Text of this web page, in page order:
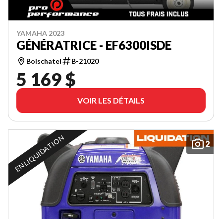
YAMAHA 2023
GÉNÉRATRICE - EF6300ISDE
Boischatel B-21020
5 169 $
VOIR LES DÉTAILS
2
EN LIQUIDATION